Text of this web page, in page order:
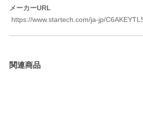
メーカーURL
https://www.startech.com/ja-jp/
関連商品